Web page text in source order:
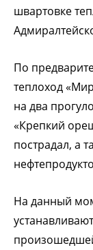
швартовке
По
теплоход
на два
«Крепкий
пострадал, а
На данный